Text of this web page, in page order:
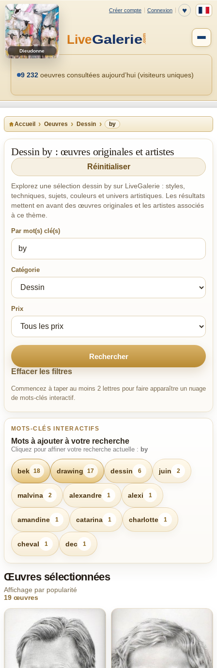
Dieudonne
9 232 oeuvres consultées aujourd’hui (visiteurs uniques)
Accueil Oeuvres Dessin by
Dessin by : œuvres originales et artistes
Réinitialiser
Explorez une sélection dessin by sur LiveGalerie : styles,
techniques, sujets, couleurs et univers artistiques. Les résultats
mettent en avant des œuvres originales et les artistes associés
à ce thème.
Par mot(s) clé(s)
Catégorie
Prix
Rechercher
Effacer les filtres
Commencez à taper au moins 2 lettres pour faire apparaître un nuage
de mots-clés interactif.
MOTS-CLÉS INTERACTIFS
Mots à ajouter à votre recherche
Cliquez pour affiner votre recherche actuelle : by
bek 18 drawing 17 dessin 6 juin 2
malvina 2 alexandre 1 alexi 1
amandine 1 catarina 1 charlotte 1
cheval 1 dec 1
Œuvres sélectionnées
Affichage par popularité
19 œuvres